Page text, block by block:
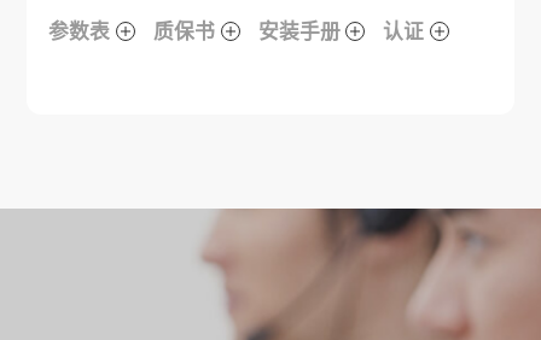
参数表 质保书 安装手册 认证